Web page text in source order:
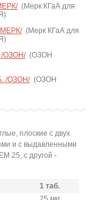
(Мерк КГаА для
(Мерк КГаА для
/ОЗОН/(ОЗОН
/ОЗОН/(ОЗОН
плоские с двух
и с выдавленными
25, с другой -
1 таб.